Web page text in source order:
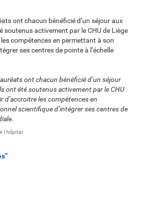
ont chacun bénéficié d’un séjour aux
soutenus activement par le CHU de Liège
compétences en permettant à son
ses centres de pointe à l’échelle
ont chacun bénéficié d’un séjour
ont été soutenus activement par le CHU
d’accroitre les compétences en
scientifique d’intégrer ses centres de
l'hôpital